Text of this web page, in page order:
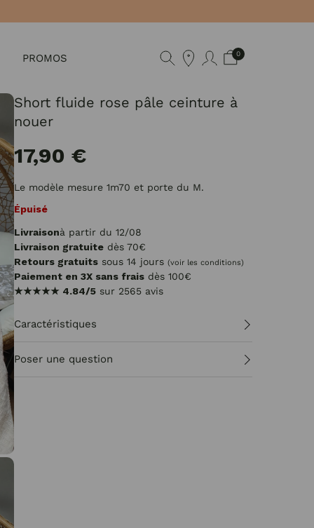
PROMOS 0
Short fluide rose pâle ceinture à
nouer
17,90 €
Le modèle mesure 1m70 et porte du M.
Épuisé
Livraisonà partir du 12/08
Livraison gratuite dès 70€
Retours gratuits sous 14 jours (voir les conditions)
Paiement en 3X sans frais dès 100€
★★★★★ 4.84/5 sur 2565 avis
Caractéristiques
Poser une question